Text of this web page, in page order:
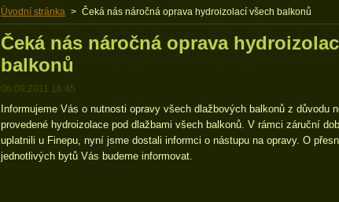
Úvodní stránka > Čeká nás náročná oprava hydroizolací všech balkonů
Čeká nás náročná oprava
balkonů
06.09.2011 16:45
Informujeme Vás o nutnosti opravy všech dlažbových balkonů z důvodu
provedené hydroizolace pod dlažbami všech balkonů. V rámci záruční
uplatnili u Finepu, nyní jsme dostali informci o nástupu na opravy. O
jednotlivých bytů Vás budeme informovat.